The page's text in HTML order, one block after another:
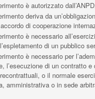
è autorizzato
deriva da
di cooperazione
è necessario
di un pubblico
è necessario per
l’esecuzione di un contratto e
o il normale
amministrativa o in sede